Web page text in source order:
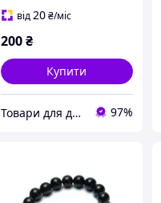
від20 ₴/міс
200 ₴
Купити
Товари для дому! 97%